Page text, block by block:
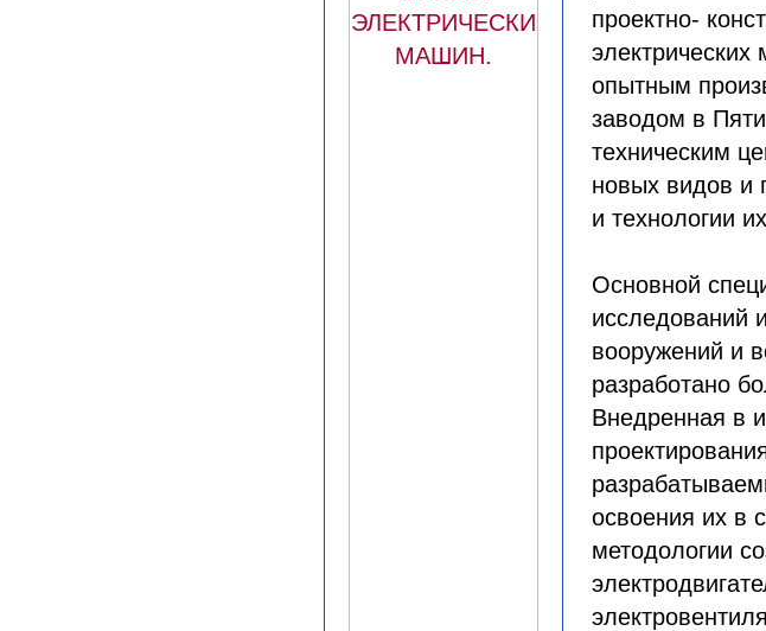
проектно-
опытным
заводом в
техническим
новых видов и
и технологии
Основной
исследований
вооружений и
разработано
Внедренная в
освоения их в
методологии